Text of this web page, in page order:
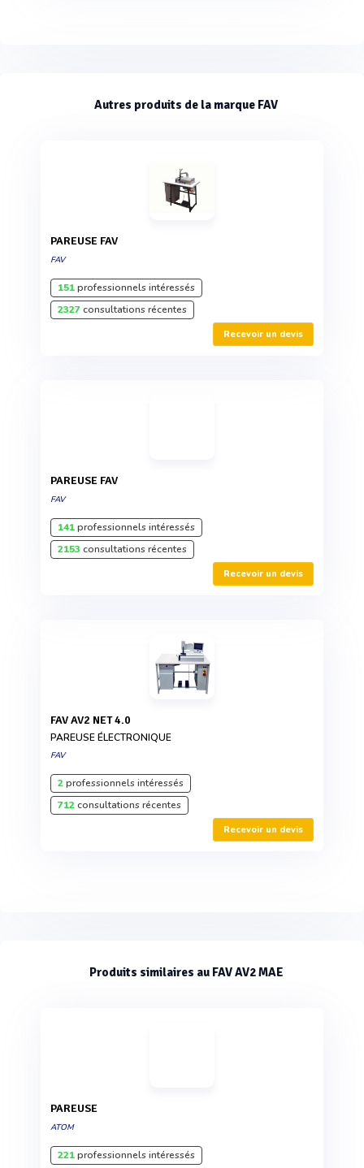
Autres produits de la marque FAV
PAREUSE FAV
FAV
151professionnels intéressés
2327consultations récentes
Recevoir un devis
PAREUSE FAV
FAV
141professionnels intéressés
2153 consultations récentes
Recevoir un devis
FAV AV2 NET 4.0
PAREUSE ÉLECTRONIQUE
FAV
2professionnels intéressés
712consultations récentes
Recevoir un devis
Produits similaires au FAV AV2 MAE
PAREUSE
ATOM
221professionnels intéressés